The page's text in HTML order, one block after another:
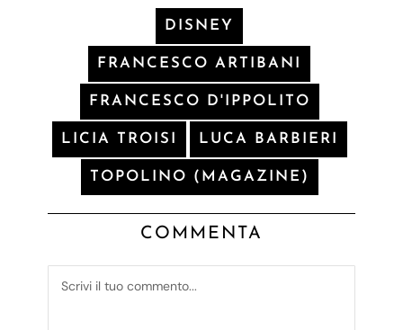
DISNEY
FRANCESCO ARTIBANI
FRANCESCO D'IPPOLITO
LICIA TROISI LUCA BARBIERI
TOPOLINO (MAGAZINE)
COMMENTA